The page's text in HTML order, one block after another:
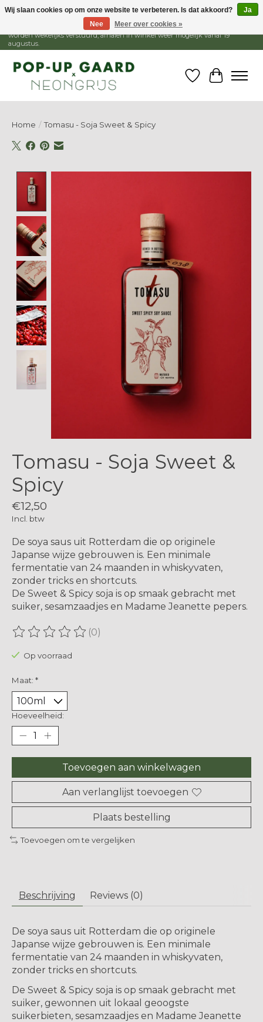
1 - 15 augustus is de winkel gesloten, webshop blijft open. Bestellingen
worden wekelijks verstuurd, afhalen in winkel weer mogelijk vanaf 19
augustus.
Verlanglijst
Home / Tomasu - Soja Sweet & Spicy
Tomasu - Soja Sweet &
Spicy
€12,50
Incl. btw
De soya saus uit Rotterdam die op originele
Japanse wijze gebrouwen is. Een minimale
fermentatie van 24 maanden in whiskyvaten,
zonder tricks en shortcuts.
De Sweet & Spicy soja is op smaak gebracht met
suiker, sesamzaadjes en Madame Jeanette pepers.
De beoordeling van dit product is
(0)
Op voorraad
Maat: *
Hoeveelheid:
Toevoegen aan winkelwagen
Aan verlanglijst toevoegen
Plaats bestelling
Toevoegen om te vergelijken
Beschrijving Reviews (0)
De soya saus uit Rotterdam die op originele
Japanse wijze gebrouwen is. Een minimale
fermentatie van 24 maanden in whiskyvaten,
zonder tricks en shortcuts.
De Sweet & Spicy soja is op smaak gebracht met
suiker, gewonnen uit lokaal geoogste
suikerbieten, sesamzaadjes en Madame Jeanette
Wij slaan cookies op om onze website te verbeteren. Is dat akkoord?
Ja
Nee
Meer over cookies »